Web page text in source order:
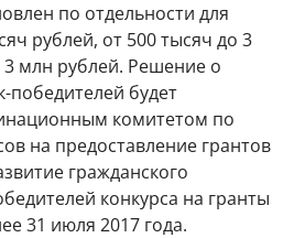
по отдельности для
рублей, от 500 тысяч до 3
млн рублей. Решение о
победителей будет
комитетом по
на предоставление грантов
гражданского
конкурса на гранты
31 июля 2017 года.